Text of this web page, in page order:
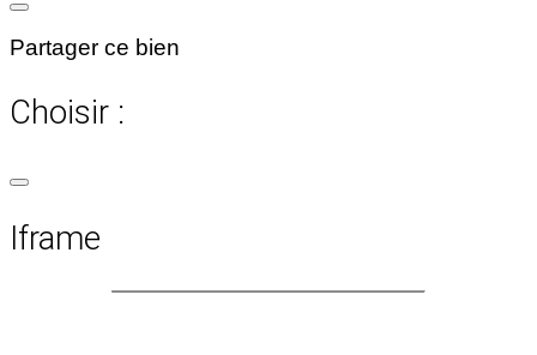
Partager ce bien
Choisir :
Iframe